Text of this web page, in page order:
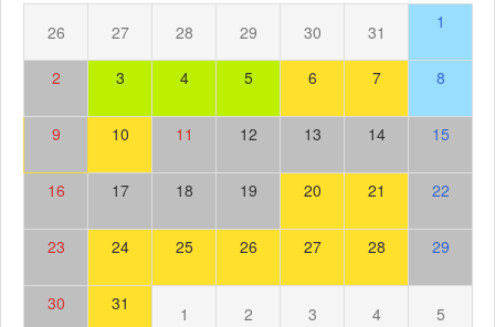
26 27 28 29 30 31 1
2 3 4 5 6 7 8
9 10 11 12 13 14 15
16 17 18 19 20 21 22
23 24 25 26 27 28 29
30 31 1 2 3 4 5